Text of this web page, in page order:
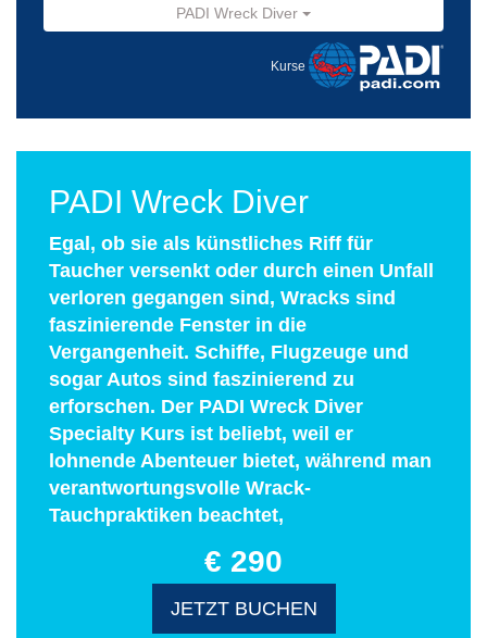
PADI Wreck Diver
Kurse
PADI Wreck Diver
Egal, ob sie als künstliches Riff für
Taucher versenkt oder durch einen Unfall
verloren gegangen sind, Wracks sind
faszinierende Fenster in die
Vergangenheit. Schiffe, Flugzeuge und
sogar Autos sind faszinierend zu
erforschen. Der PADI Wreck Diver
Specialty Kurs ist beliebt, weil er
lohnende Abenteuer bietet, während man
verantwortungsvolle Wrack-
Tauchpraktiken beachtet,
€ 290
JETZT BUCHEN